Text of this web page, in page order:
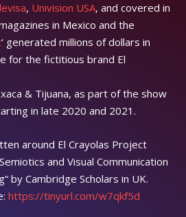
, Univision USA, and covered in
in Mexico and the
‘ generated millions of dollars in
for the fictitious brand El
& Tijuana, as part of the show
in late 2020 and 2021.
around El Crayolas Project
and Visual Communication
by Cambridge Scholars in UK.
https://tinyurl.com/w7qkf5d